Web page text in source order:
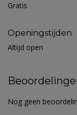
Gratis
Openingstijden
Altijd open
Nog geen